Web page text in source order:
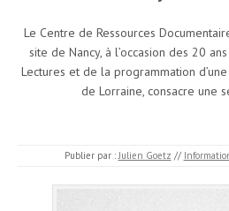
Le Centre de Ressources
site de Nancy, à l’occasion des 20
Lectures et de la programmation
de Lorraine, consacre une
Publier par :Julien Goetz //